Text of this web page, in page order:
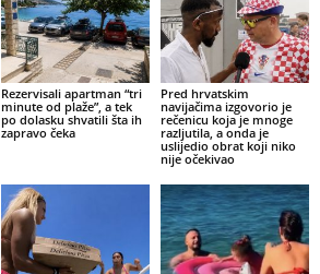
Rezervisali apartman “tri
minute od plaže”, a tek
po dolasku shvatili šta ih
zapravo čeka
Pred hrvatskim
navijačima izgovorio je
rečenicu koja je mnoge
razljutila, a onda je
uslijedio obrat koji niko
nije očekivao